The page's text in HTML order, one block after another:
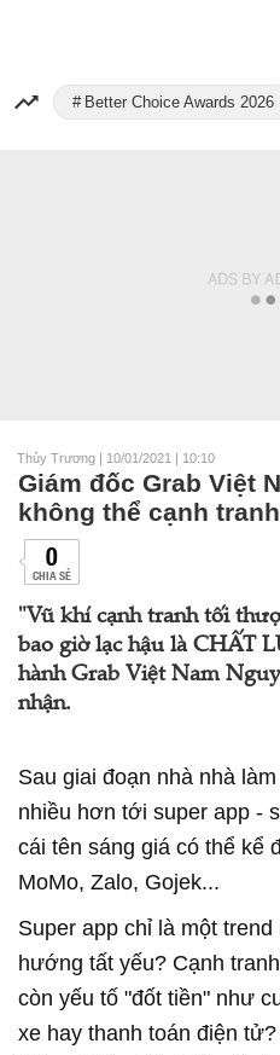
Better Choice Awards 2026
Thủy Trương | 10/01/2021 | 10:10
Giám đốc Grab Việt
không thể cạnh
0
CHIA SẺ
"Vũ khí cạnh tranh tối
bao giờ lạc hậu là CHẤT
hành Grab Việt Nam
nhận.
Sau giai đoạn nhà nhà
nhiều hơn tới super app -
cái tên sáng giá có thể kể
MoMo, Zalo, Gojek...
Super app chỉ là một
hướng tất yếu? Cạnh
còn yếu tố "đốt tiền" như
xe hay thanh toán điện